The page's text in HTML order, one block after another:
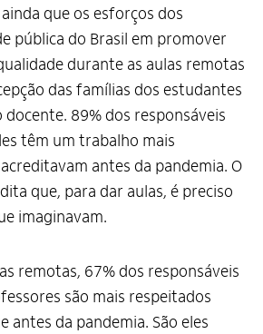
que os esforços dos
pública do Brasil em promover
durante as aulas remotas
das famílias dos estudantes
89% dos responsáveis
têm um trabalho mais
antes da pandemia. O
que, para dar aulas, é preciso
imaginavam.
remotas, 67% dos responsáveis
são mais respeitados
antes da pandemia. São eles